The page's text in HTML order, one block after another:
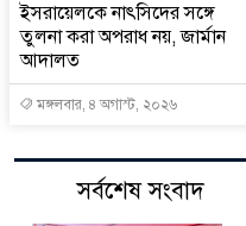
ইসরায়েলকে নাৎসিদের সঙ্গে
তুলনা করা অপরাধ নয়, জার্মান
আদালত
মঙ্গলবার, ৪ অগাস্ট, ২০২৬
সর্বশেষ সংবাদ